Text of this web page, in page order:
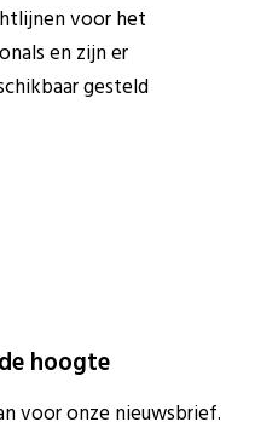
voor het
en zijn er
gesteld
hoogte
voor onze nieuwsbrief.